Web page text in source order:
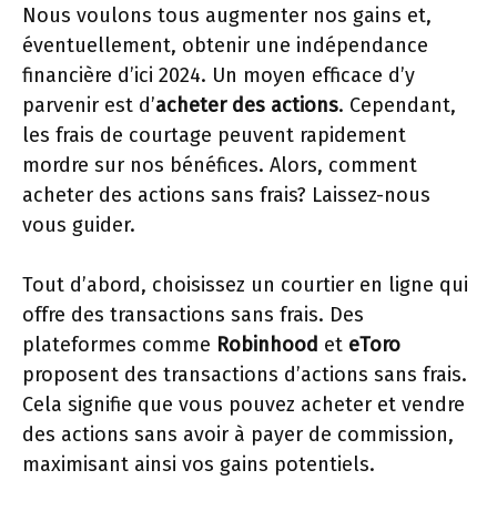
Nous voulons tous augmenter nos gains et,
éventuellement, obtenir une indépendance
financière d’ici 2024. Un moyen efficace d’y
parvenir est d’acheter des actions. Cependant,
les frais de courtage peuvent rapidement
mordre sur nos bénéfices. Alors, comment
acheter des actions sans frais? Laissez-nous
vous guider.
Tout d’abord, choisissez un courtier en ligne qui
offre des transactions sans frais. Des
plateformes comme Robinhood et eToro
proposent des transactions d’actions sans frais.
Cela signifie que vous pouvez acheter et vendre
des actions sans avoir à payer de commission,
maximisant ainsi vos gains potentiels.